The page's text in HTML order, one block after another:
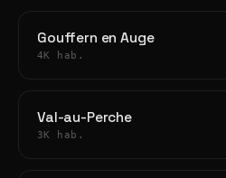
Gouffern en Auge
4K hab.
Val-au-Perche
3K hab.